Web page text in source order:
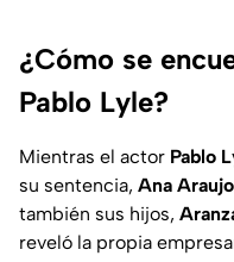
¿Cómo se
Pablo Lyle?
Mientras el actor Pablo
su sentencia, Ana Araujo
también sus hijos,
reveló la propia